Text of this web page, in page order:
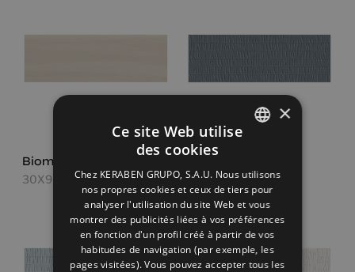
Biomim Sand
30X90 30X90
FRENCH
GERMAN
×
Ce site Web utilise
des cookies
Chez KERABEN GRUPO, S.A.U. Nous utilisons
nos propres cookies et ceux de tiers pour
analyser l'utilisation du site Web et vous
montrer des publicités liées à vos préférences
en fonction d'un profil créé à partir de vos
habitudes de navigation (par exemple, les
pages visitées). Vous pouvez accepter tous les